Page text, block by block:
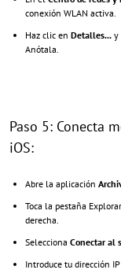
conexión WLAN activa.
Haz clic en Detalles... y
Anótala.
Paso 5: Conecta
iOS:
Abre la aplicación
Toca la pestaña
derecha.
Selecciona Conectar al
Introduce tu dirección